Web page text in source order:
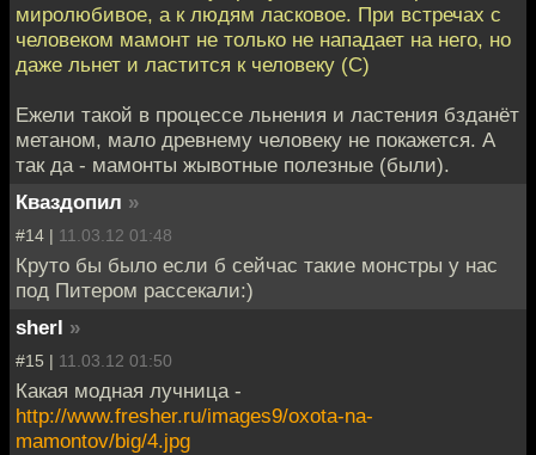
миролюбивое, а к людям ласковое. При встречах с
человеком мамонт не только не нападает на него, но
даже льнет и ластится к человеку (C)
Ежели такой в процессе льнения и ластения бзданёт
метаном, мало древнему человеку не покажется. А
так да - мамонты жывотные полезные (были).
Кваздопил »
#14 | 11.03.12 01:48
Круто бы было если б сейчас такие монстры у нас
под Питером рассекали:)
sherl »
#15 | 11.03.12 01:50
Какая модная лучница -
http://www.fresher.ru/images9/oxota-na-
mamontov/big/4.jpg